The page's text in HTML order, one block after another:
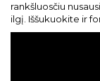
rankšluosčiu
ilgį. Iššukuokite ir